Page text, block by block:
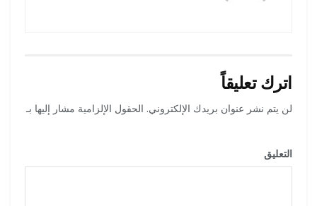
اترك تعليقاً
لن يتم نشر عنوان بريدك الإلكتروني. الحقول الإلزامية مشار إليها بـ
التعليق